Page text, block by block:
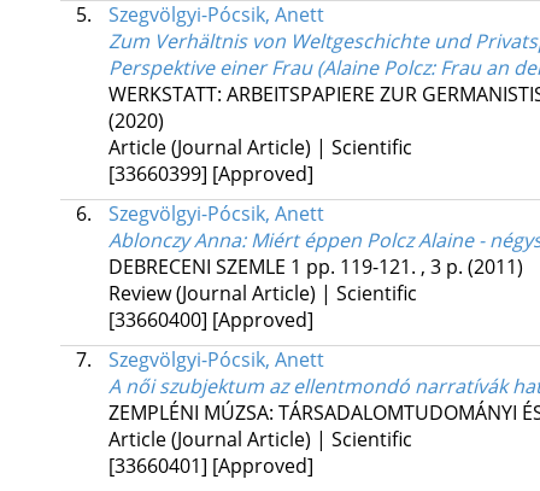
5.
Szegvölgyi-Pócsik, Anett
Zum Verhältnis von Weltgeschichte und
Perspektive einer Frau (Alaine Polcz: Frau an
WERKSTATT: ARBEITSPAPIERE ZUR
(2020)
Article (Journal Article) | Scientific
[33660399] [Approved]
6.
Szegvölgyi-Pócsik, Anett
Ablonczy Anna: Miért éppen Polcz Alaine -
DEBRECENI SZEMLE 1 pp. 119-121. , 3 p. (2011)
Review (Journal Article) | Scientific
[33660400] [Approved]
7.
Szegvölgyi-Pócsik, Anett
A női szubjektum az ellentmondó narratívák
ZEMPLÉNI MÚZSA: TÁRSADALOMTUDOMÁNYI
Article (Journal Article) | Scientific
[33660401] [Approved]